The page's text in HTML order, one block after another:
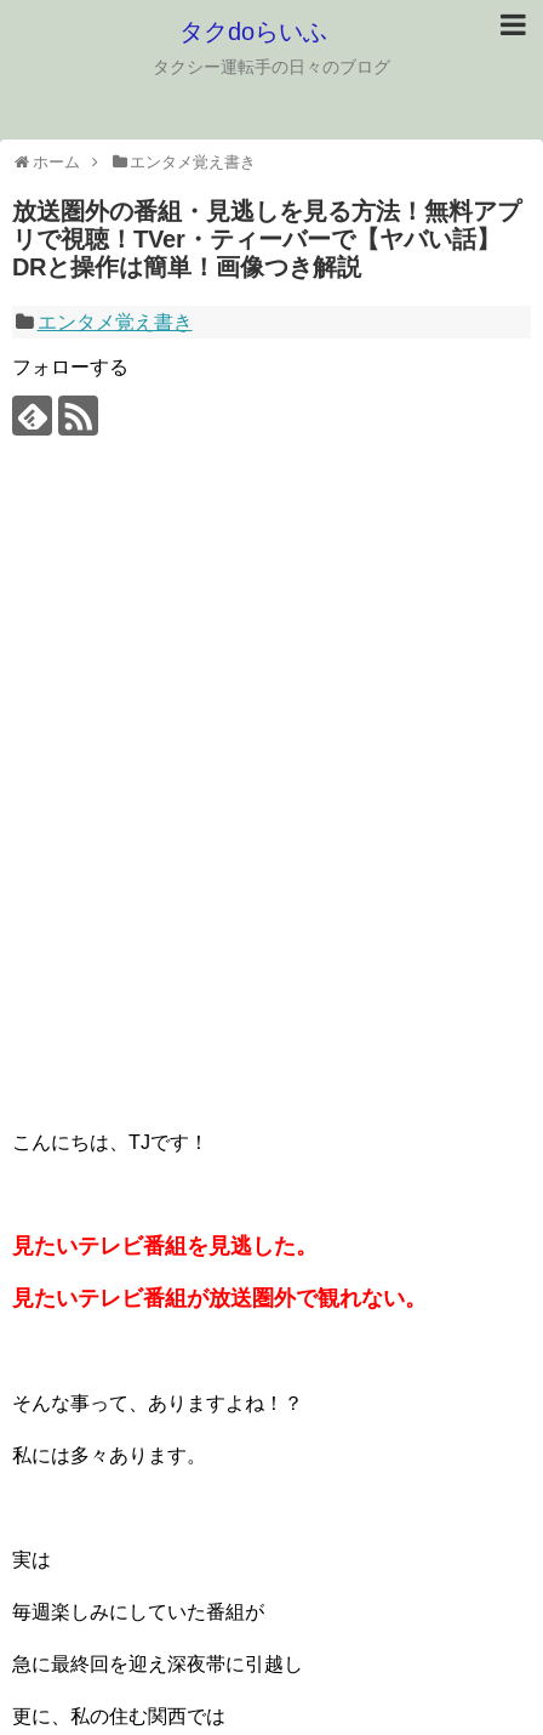
タクdoらいふ
タクシー運転手の日々のブログ
ホーム エンタメ覚え書き
放送圏外の番組・見逃しを見る方法！無料アプ
リで視聴！TVer・ティーバーで【ヤバい話】
DRと操作は簡単！画像つき解説
エンタメ覚え書き
フォローする
こんにちは、TJです！
見たいテレビ番組を見逃した。
見たいテレビ番組が放送圏外で観れない。
そんな事って、ありますよね！？
私には多々あります。
実は
毎週楽しみにしていた番組が
急に最終回を迎え深夜帯に引越し
更に、私の住む関西では